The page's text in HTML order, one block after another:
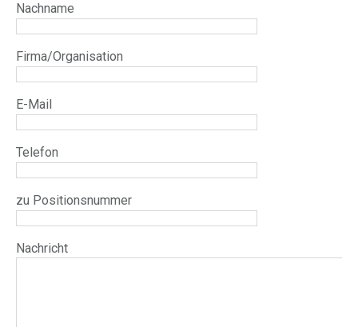
Nachname
Firma/Organisation
E-Mail
Telefon
zu Positionsnummer
Nachricht